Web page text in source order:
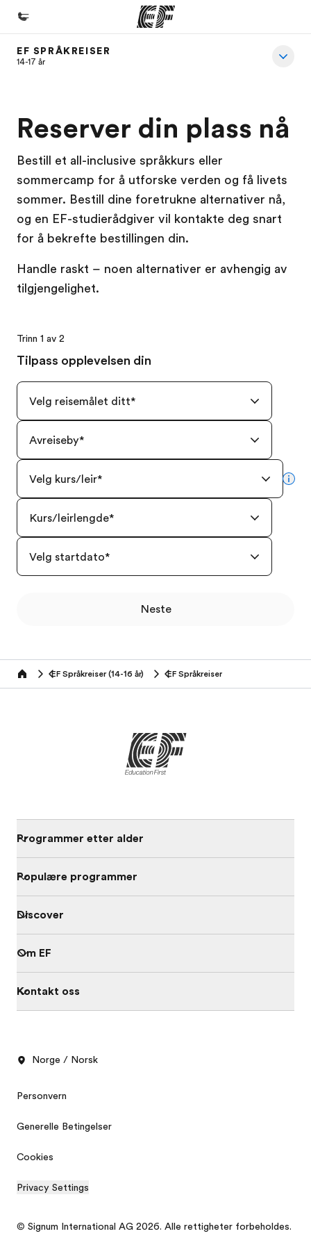
Hjem
Programmer
Se alt vi tilbyr
Kontorer
Om oss
Hvem vi er
Karriere
Bli en del av vårt team
Pristilbud
EF SPRÅKREISER
14-17 år
Reserver din plass nå
Bestill et all-inclusive språkkurs eller
sommercamp for å utforske verden og få livets
sommer. Bestill dine foretrukne alternativer nå,
og en EF-studierådgiver vil kontakte deg snart
for å bekrefte bestillingen din.
Handle raskt – noen alternativer er avhengig av
tilgjengelighet.
Trinn 1 av 2
Tilpass opplevelsen din
Velg reisemålet ditt*
Avreiseby*
Velg kurs/leir*
Kurs/leirlengde*
Velg startdato*
Neste
Home EF Språkreiser (14-16 år) EF Språkreiser
Programmer etter alder
Populære programmer
Discover
Om EF
Kontakt oss
Norge / Norsk
Personvern
Generelle Betingelser
Cookies
Privacy Settings
© Signum International AG 2026. Alle rettigheter forbeholdes.